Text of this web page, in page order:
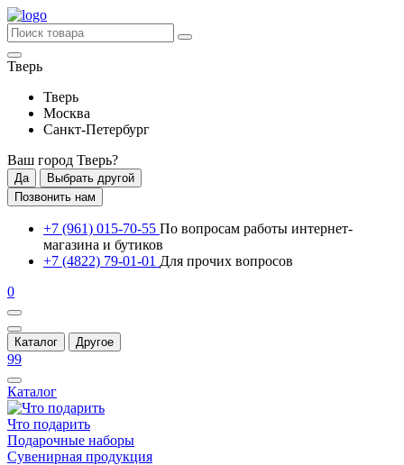
Тверь
Тверь
Москва
Санкт-Петербург
Ваш город Тверь?
Да
Выбрать другой
Позвонить нам
+7 (961) 015-70-55 По вопросам работы интернет-
магазина и бутиков
+7 (4822) 79-01-01 Для прочих вопросов
0
Каталог Другое
99
Каталог
Что подарить
Подарочные наборы
Сувенирная продукция